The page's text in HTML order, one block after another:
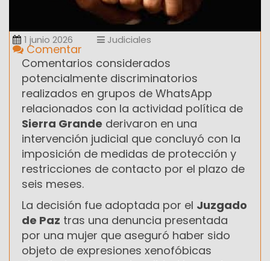
1 junio 2026 Judiciales
Comentar
Comentarios considerados
potencialmente discriminatorios
realizados en grupos de WhatsApp
relacionados con la actividad política de
Sierra Grande derivaron en una
intervención judicial que concluyó con la
imposición de medidas de protección y
restricciones de contacto por el plazo de
seis meses.
La decisión fue adoptada por el Juzgado
de Paz tras una denuncia presentada
por una mujer que aseguró haber sido
objeto de expresiones xenofóbicas